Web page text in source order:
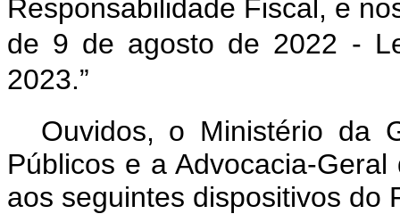
Responsabilidade Fiscal, e
de 9 de agosto de 2022 -
2023.”
Ouvidos, o Ministério da
Públicos e a Advocacia-
aos seguintes dispositivos do